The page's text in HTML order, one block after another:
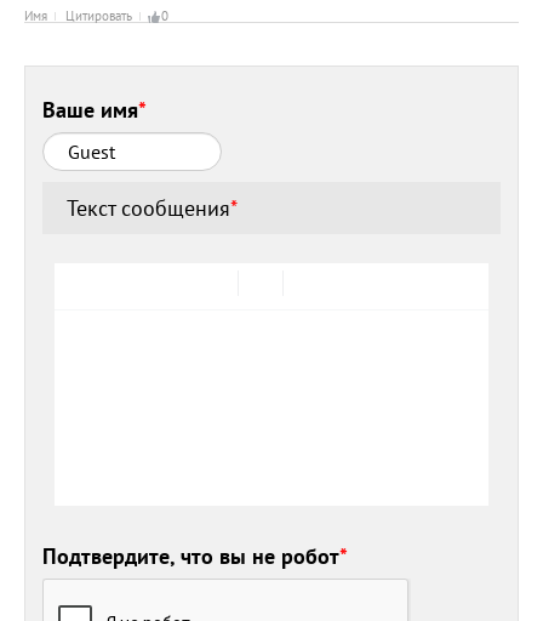
Имя Цитировать 0
Ваше имя*
Текст сообщения*
Подтвердите, что вы не робот*